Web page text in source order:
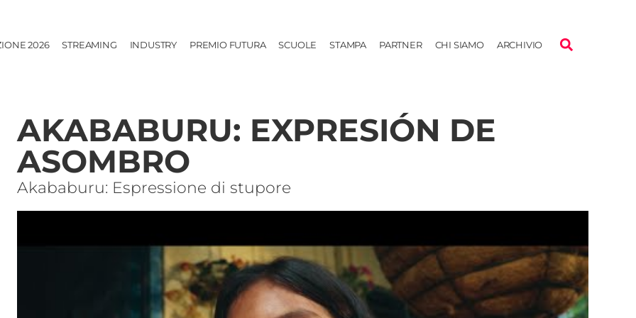
2026 STREAMING INDUSTRY PREMIO FUTURA SCUOLE STAMPA PARTNER CHI SIAMO ARCHIVIO
AKABABURU: EXPRESIÓN DE
ASOMBRO
Akababuru: Espressione di stupore